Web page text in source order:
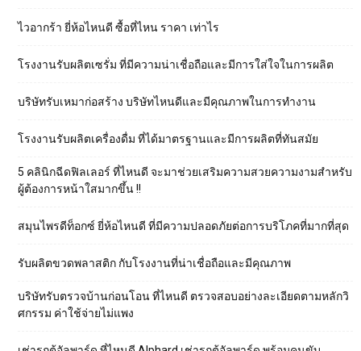
ไวอากร้า ยี่ห้อไหนดี ซื้อที่ไหน ราคา เท่าไร
โรงงานรับผลิตเซรั่ม ที่มีความน่าเชื่อถือและมีการใส่ใจในการผลิต
บริษัทรับเหมาก่อสร้าง บริษัทไหนดีและมีคุณภาพในการทำงาน
โรงงานรับผลิตเครื่องดื่ม ที่ได้มาตรฐานและมีการผลิตที่ทันสมัย
5 คลินิกฉีดฟิลเลอร์ ที่ไหนดี จะมาช่วยเสริมความสวยความงามสำหรับ
ผู้ต้องการหน้าใสมากขึ้น !!
สมุนไพรดีท็อกซ์ ยี่ห้อไหนดี ที่มีความปลอดภัยต่อการบริโภคที่มากที่สุด
รับผลิตขวดพลาสติก กับโรงงานที่น่าเชื่อถือและมีคุณภาพ
บริษัทรับตรวจบ้านก่อนโอน ที่ไหนดี ตรวจสอบอย่างละเอียดตามหลักวิ
ศกรรม ค่าใช้จ่ายไม่แพง